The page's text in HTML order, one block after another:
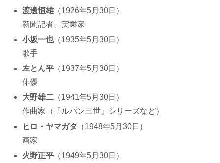
渡邊恒雄（1926年5月30日）
新聞記者、実業家
小坂一也（1935年5月30日）
歌手
左とん平 （1937年5月30日）
俳優
大野雄二 （1941年5月30日）
作曲家（『ルパン三世』シリーズなど）
ヒロ・ヤマガタ
（1948年5月30日）
画家
火野正平 （1949年5月30日）